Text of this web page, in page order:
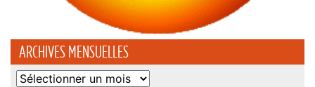
ARCHIVES MENSUELLES
Archives